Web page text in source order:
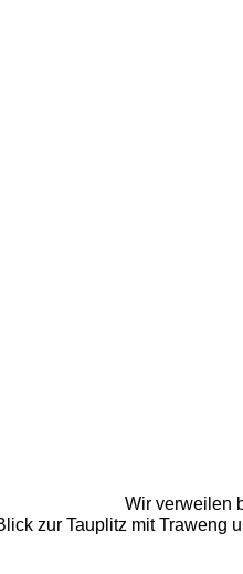
Wir verweilen
zur Tauplitz mit Traweng